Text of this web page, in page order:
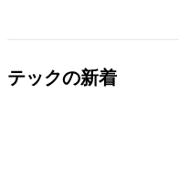
テックの新着